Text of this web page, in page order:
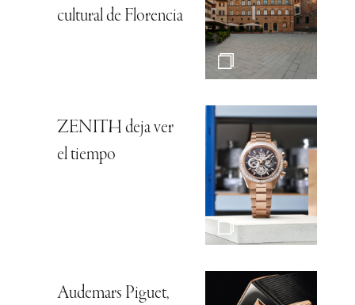
cultural de Florencia
ZENITH deja ver
el tiempo
Audemars Piguet,